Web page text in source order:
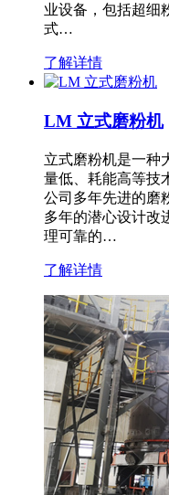
业设备，包括超细
式…
了解详情
LM 立式磨粉机
立式磨粉机是一种
量低、耗能高等技
公司多年先进的磨
多年的潜心设计改
理可靠的…
了解详情